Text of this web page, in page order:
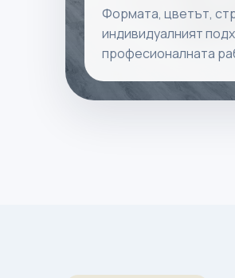
Формата, цветът,
индивидуалният
професионалната